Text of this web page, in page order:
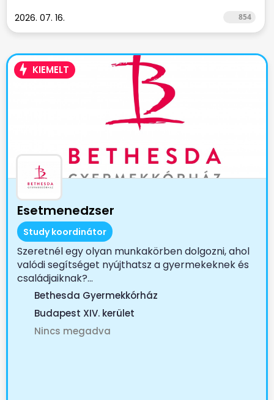
2026. 07. 16. 854
KIEMELT
Esetmenedzser
Study koordinátor
Szeretnél egy olyan munkakörben dolgozni, ahol
valódi segítséget nyújthatsz a gyermekeknek és
családjaiknak?...
Bethesda Gyermekkórház
Budapest XIV. kerület
Nincs megadva